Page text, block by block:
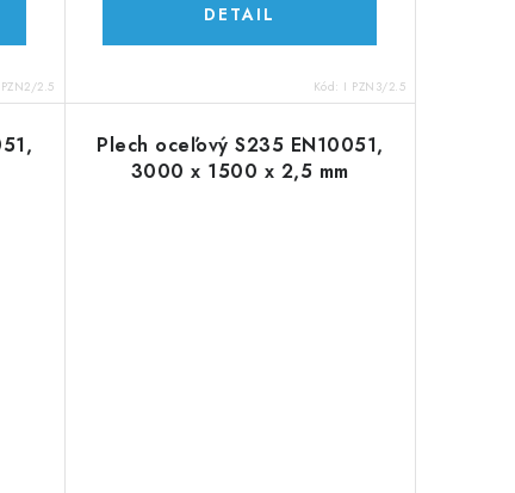
2.5
DETAIL
Kód: I PZN3/2.5
Plech oceľový S235 EN10051,
3000 x 1500 x 2,5 mm